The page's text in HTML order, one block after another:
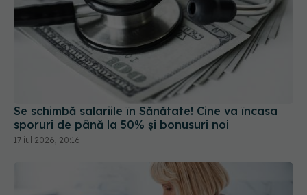
Se schimbă salariile în Sănătate! Cine va încasa
sporuri de până la 50% și bonusuri noi
17 iul 2026, 20:16